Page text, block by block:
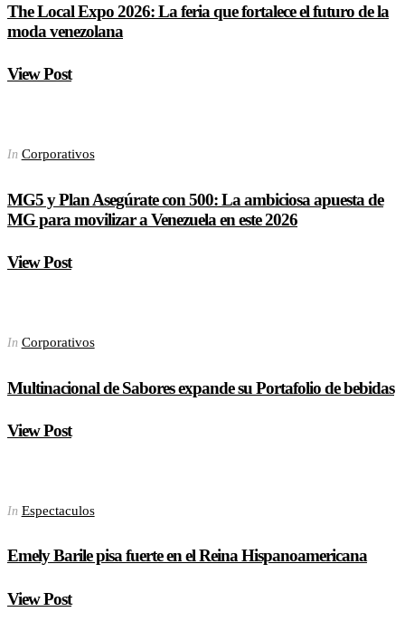
The Local Expo 2026: La feria que fortalece el futuro de la
moda venezolana
View Post
In Corporativos
MG5 y Plan Asegúrate con 500: La ambiciosa apuesta de
MG para movilizar a Venezuela en este 2026
View Post
In Corporativos
Multinacional de Sabores expande su Portafolio de bebidas
View Post
In Espectaculos
Emely Barile pisa fuerte en el Reina Hispanoamericana
View Post